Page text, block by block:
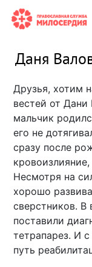
Даня
Друзья, хотим
вестей от
мальчик
его не
сразу после
Несмотря на
хорошо
сверстников. В
поставили
тетрапарез. И
путь